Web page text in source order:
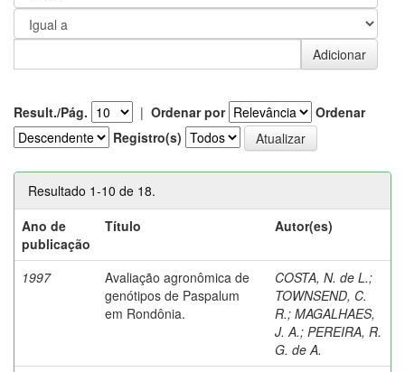
Result./Pág. | Ordenar por
Ordenar
Registro(s)
Resultado 1-10 de 18.
Ano de
publicação
Título Autor(es)
1997
Avaliação agronômica de
genótipos de Paspalum
em Rondônia.
COSTA, N. de L.;
TOWNSEND, C.
R.; MAGALHAES,
J. A.; PEREIRA, R.
G. de A.